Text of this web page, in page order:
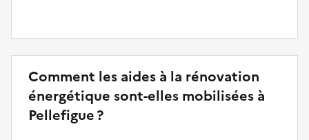
Comment les aides à la rénovation
énergétique sont-elles mobilisées à
Pellefigue ?